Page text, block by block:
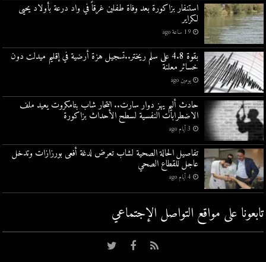
استنفار بزاكورة بعد وفاة طفلين غرقاً في واد درعة بأولاد يحيى
لكراير
19 ساعة ago
بقوة 4.8 على سلم ريختر..تسجيل هزة أرضية في إقليم ميدلت دون
خسائر معلنة
يومين ago
حادث أليم يهز دوار سارت.. انتحار شاب بتامكروت يعيد ملف
الاضطرابات النفسية لسطح الأحداث بزاكورة
3 أيام ago
تفاصيل الحالة الصحية لشاب تعرض لدغة أفعى بورزازات وتدخل
عاجل للقطاع الصحي
4 أيام ago
تابعونا على مواقع التواصل اﻹجتماعي